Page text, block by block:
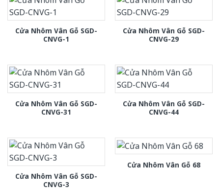
Cửa Nhôm Vân Gỗ SGD-
CNVG-1
Cửa Nhôm Vân Gỗ SGD-
CNVG-29
Cửa Nhôm Vân Gỗ SGD-
CNVG-31
Cửa Nhôm Vân Gỗ SGD-
CNVG-44
Cửa Nhôm Vân Gỗ SGD-
CNVG-3
Cửa Nhôm Vân Gỗ 68